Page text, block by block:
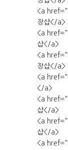
<a href="
장샵</a>
<a href="
샵</a>
<a href="
장샵</a>
<a href="
</a>
<a href="
샵</a>
<a href="
샵</a>
<a href="